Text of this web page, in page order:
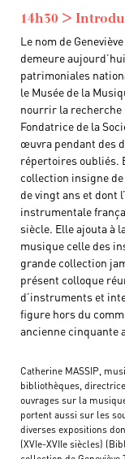
14h30 >
Le nom de
demeure
patrimoniales
le Musée de la
nourrir la recherche
Fondatrice de la
œuvra pendant des
répertoires oubliés.
collection insigne
de vingt ans et dont
instrumentale
siècle. Elle ajouta à
musique celle des
grande collection
présent colloque
d’instruments et
figure hors du
ancienne cinquante
Catherine MASSIP,
bibliothèques,
ouvrages sur la
portent aussi sur les
diverses expositions
(XVIe-XVIIe siècles)